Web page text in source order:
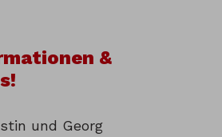
&
und Georg